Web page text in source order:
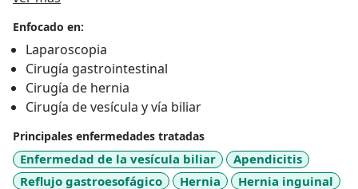
Enfocado en:
Laparoscopia
Cirugía gastrointestinal
Cirugía de hernia
Cirugía de vesícula y vía biliar
Principales enfermedades tratadas
Enfermedad de la vesícula biliar
Apendicitis
Reflujo gastroesofágico
Hernia Hernia inguinal